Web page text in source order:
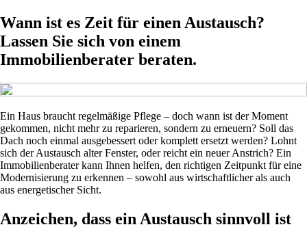
Wann ist es Zeit für einen Austausch?
Lassen Sie sich von einem
Immobilienberater beraten.
Ein Haus braucht regelmäßige Pflege – doch wann ist der Moment
gekommen, nicht mehr zu reparieren, sondern zu erneuern? Soll das
Dach noch einmal ausgebessert oder komplett ersetzt werden? Lohnt
sich der Austausch alter Fenster, oder reicht ein neuer Anstrich? Ein
Immobilienberater kann Ihnen helfen, den richtigen Zeitpunkt für eine
Modernisierung zu erkennen – sowohl aus wirtschaftlicher als auch
aus energetischer Sicht.
Anzeichen, dass ein Austausch sinnvoll ist